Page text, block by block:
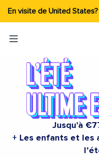
En visite de United States?
Jusqu'à
+ Les enfants et